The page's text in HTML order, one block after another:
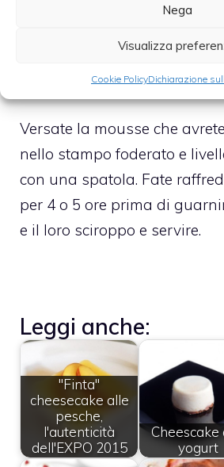
Nega
Visualizza
Cookie PolicyDichiarazione
Per la frutta. Tagliate le
lo zucchero di canna.
nel loro sciroppo.
Versate la mousse che
nello stampo foderato e
con una spatola. Fate
per 4 o 5 ore prima di
e il loro sciroppo e servire.
Leggi anche:
"Finta"
cheesecake alle
pesche,
l'autenticità
dell'EXPO 2015
Cheescake
yogurt